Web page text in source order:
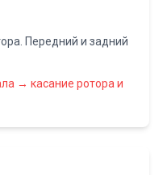
Передний и задний
→ касание ротора и